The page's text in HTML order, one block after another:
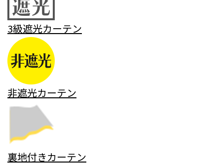
3級遮光カーテン
非遮光カーテン
裏地付きカーテン